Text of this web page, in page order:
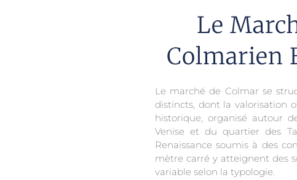
Le
Colmarien
Le marché de Colmar se
distincts, dont la valorisation
historique, organisé autour
Venise et du quartier des
Renaissance soumis à des
mètre carré y atteignent des
variable selon la typologie.